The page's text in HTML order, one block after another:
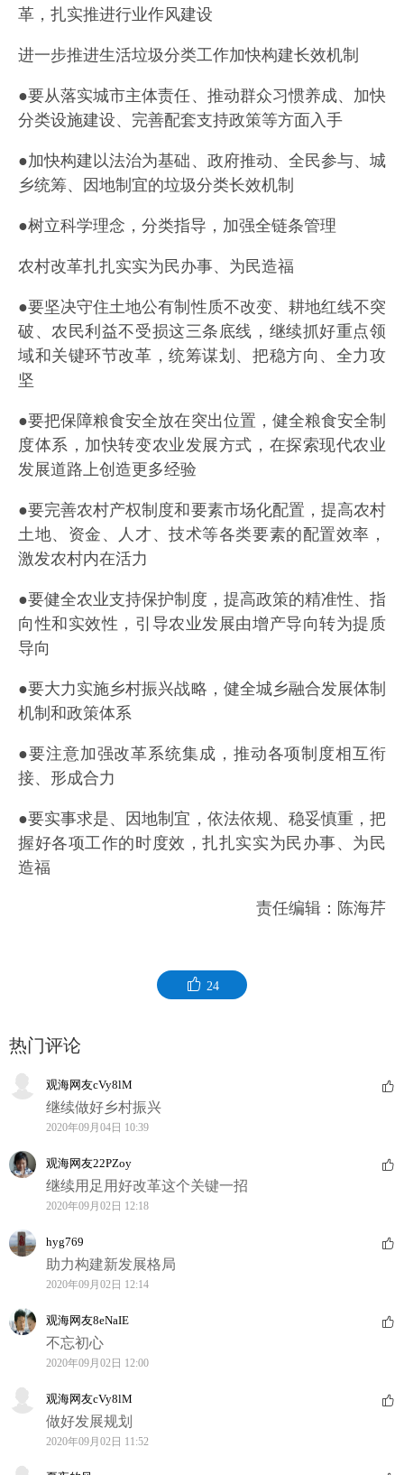
革，扎实推进行业作风建设
进一步推进生活垃圾分类工作加快构建长效机制
●要从落实城市主体责任、推动群众习惯养成、加快
分类设施建设、完善配套支持政策等方面入手
●加快构建以法治为基础、政府推动、全民参与、城
乡统筹、因地制宜的垃圾分类长效机制
●树立科学理念，分类指导，加强全链条管理
农村改革扎扎实实为民办事、为民造福
●要坚决守住土地公有制性质不改变、耕地红线不突
破、农民利益不受损这三条底线，继续抓好重点领
域和关键环节改革，统筹谋划、把稳方向、全力攻
坚
●要把保障粮食安全放在突出位置，健全粮食安全制
度体系，加快转变农业发展方式，在探索现代农业
发展道路上创造更多经验
●要完善农村产权制度和要素市场化配置，提高农村
土地、资金、人才、技术等各类要素的配置效率，
激发农村内在活力
●要健全农业支持保护制度，提高政策的精准性、指
向性和实效性，引导农业发展由增产导向转为提质
导向
●要大力实施乡村振兴战略，健全城乡融合发展体制
机制和政策体系
●要注意加强改革系统集成，推动各项制度相互衔
接、形成合力
●要实事求是、因地制宜，依法依规、稳妥慎重，把
握好各项工作的时度效，扎扎实实为民办事、为民
造福
责任编辑：陈海芹
24
热门评论
观海网友cVy8lM
继续做好乡村振兴
2020年09月04日 10:39
观海网友22PZoy
继续用足用好改革这个关键一招
2020年09月02日 12:18
hyg769
助力构建新发展格局
2020年09月02日 12:14
观海网友8eNaIE
不忘初心
2020年09月02日 12:00
观海网友cVy8lM
做好发展规划
2020年09月02日 11:52